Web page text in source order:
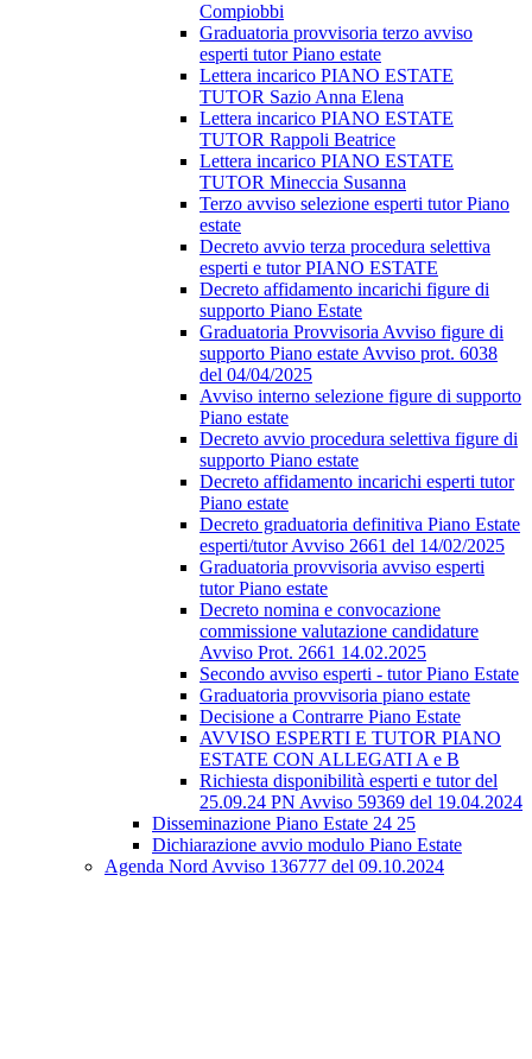
Compiobbi
Graduatoria provvisoria terzo avviso
esperti tutor Piano estate
Lettera incarico PIANO ESTATE
TUTOR Sazio Anna Elena
Lettera incarico PIANO ESTATE
TUTOR Rappoli Beatrice
Lettera incarico PIANO ESTATE
TUTOR Mineccia Susanna
Terzo avviso selezione esperti tutor Piano
estate
Decreto avvio terza procedura selettiva
esperti e tutor PIANO ESTATE
Decreto affidamento incarichi figure di
supporto Piano Estate
Graduatoria Provvisoria Avviso figure di
supporto Piano estate Avviso prot. 6038
del 04/04/2025
Avviso interno selezione figure di supporto
Piano estate
Decreto avvio procedura selettiva figure di
supporto Piano estate
Decreto affidamento incarichi esperti tutor
Piano estate
Decreto graduatoria definitiva Piano Estate
esperti/tutor Avviso 2661 del 14/02/2025
Graduatoria provvisoria avviso esperti
tutor Piano estate
Decreto nomina e convocazione
commissione valutazione candidature
Avviso Prot. 2661 14.02.2025
Secondo avviso esperti - tutor Piano Estate
Graduatoria provvisoria piano estate
Decisione a Contrarre Piano Estate
AVVISO ESPERTI E TUTOR PIANO
ESTATE CON ALLEGATI A e B
Richiesta disponibilità esperti e tutor del
25.09.24 PN Avviso 59369 del 19.04.2024
Disseminazione Piano Estate 24 25
Dichiarazione avvio modulo Piano Estate
Agenda Nord Avviso 136777 del 09.10.2024